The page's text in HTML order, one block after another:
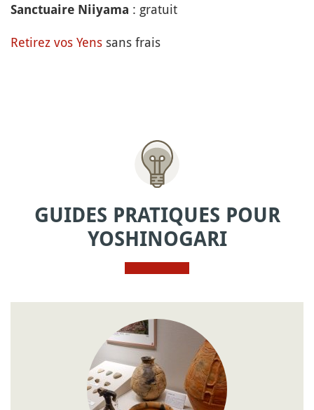
Sanctuaire Niiyama : gratuit
Retirez vos Yens sans frais
GUIDES PRATIQUES POUR
YOSHINOGARI